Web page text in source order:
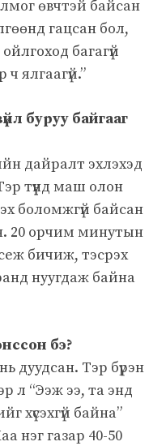
өвчтэй байсан
гацсан бол,
багагүй
ялгаагүй.”
буруу байгааг
дайралт эхлэхэд
түүнд маш олон
боломжгүй байсан
20 орчим минутын
бичиж, тэсрэх
нуугдаж байна
бэ?
дуудсан. Тэр бүрэн
л “Ээж ээ, та энд
хүсэхгүй байна”
нэг газар 40-50